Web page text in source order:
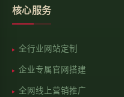
核心服务
全行业网站定制
企业专属官网搭建
全网线上营销推广